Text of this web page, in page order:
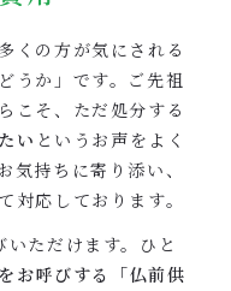
くの方が気にされる
うか」です。ご先祖
こそ、ただ処分する
い というお声をよく
気持ちに寄り添い、
対応しております。
ただけます。ひと
お呼びする「仏前供